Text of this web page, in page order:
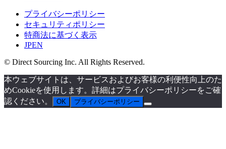
プライバシーポリシー
セキュリティポリシー
特商法に基づく表示
JPEN
© Direct Sourcing Inc. All Rights Reserved.
本ウェブサイトは、サービスおよびお客様の利便性向上のた
めCookieを使用します。詳細はプライバシーポリシーをご確
認ください。
OK プライバシーポリシー